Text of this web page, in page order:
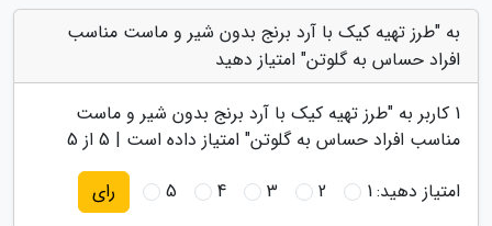
به "طرز تهیه کیک با آرد برنج بدون شیر و ماست مناسب
افراد حساس به گلوتن" امتیاز دهید
1 کاربر به "طرز تهیه کیک با آرد برنج بدون شیر و ماست
مناسب افراد حساس به گلوتن" امتیاز داده است | 5 از 5
امتیاز دهید:1
2
3
4
5 رای